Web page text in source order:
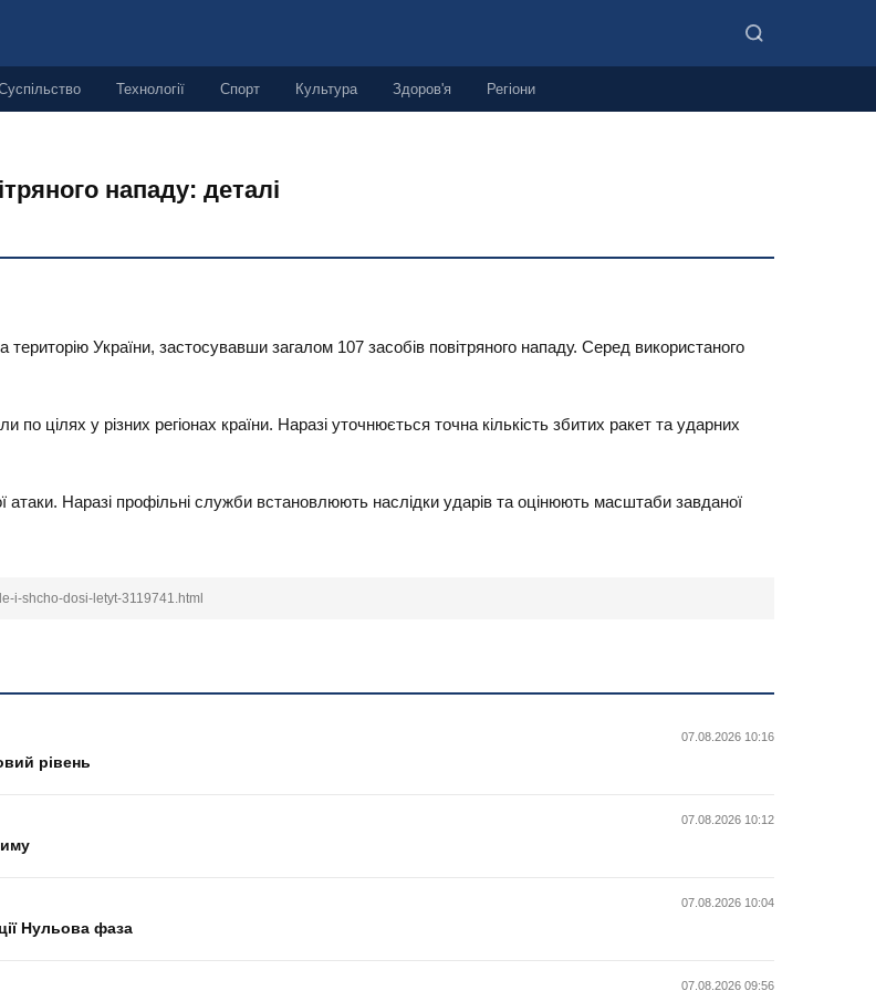
Технології Спорт Культура Здоров'я Регіони
нападу: деталі
України, застосувавши загалом 107 засобів повітряного нападу. Серед використаного
цілях у різних регіонах країни. Наразі уточнюється точна кількість збитих ракет та ударних
атаки. Наразі профільні служби встановлюють наслідки ударів та оцінюють масштаби завданої
i-shcho-dosi-letyt-3119741.html
07.08.2026 10:16
рівень
07.08.2026 10:12
07.08.2026 10:04
Нульова фаза
07.08.2026 09:56